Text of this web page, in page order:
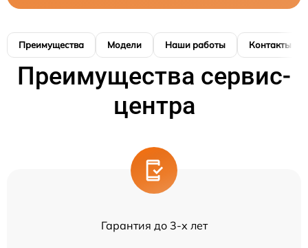
Преимущества Модели Наши работы Контакты
Преимущества сервис-
центра
Гарантия до 3-х лет